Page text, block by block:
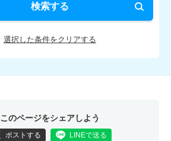
検索する
選択した条件をクリアする
このページをシェアしよう
ポストする LINEで送る